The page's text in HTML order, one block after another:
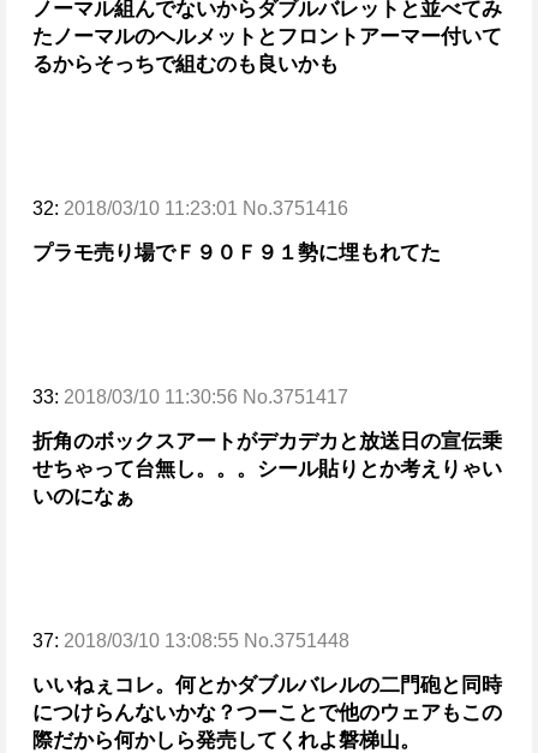
ノーマル組んでないからダブルバレットと並べてみ
たノーマルのヘルメットとフロントアーマー付いて
るからそっちで組むのも良いかも
32: 2018/03/10 11:23:01 No.3751416
プラモ売り場でＦ９０Ｆ９１勢に埋もれてた
33: 2018/03/10 11:30:56 No.3751417
折角のボックスアートがデカデカと放送日の宣伝乗
せちゃって台無し。。。 シール貼りとか考えりゃい
いのになぁ
37: 2018/03/10 13:08:55 No.3751448
いいねぇコレ。何とかダブルバレルの二門砲と同時
につけらんないかな？つーことで他のウェアもこの
際だから何かしら発売してくれよ磐梯山。